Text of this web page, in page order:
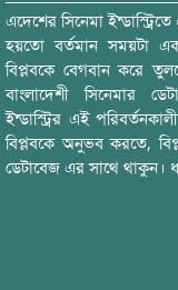
এদেশের সিনেমা
হয়তো বর্তমান সময়টা
বিপ্লবকে বেগবান করে
বাংলাদেশী সিনেমার
ইন্ডাস্ট্রির এই
বিপ্লবকে অনুভব করতে,
ডেটাবেজ এর সাথে থাকুন।